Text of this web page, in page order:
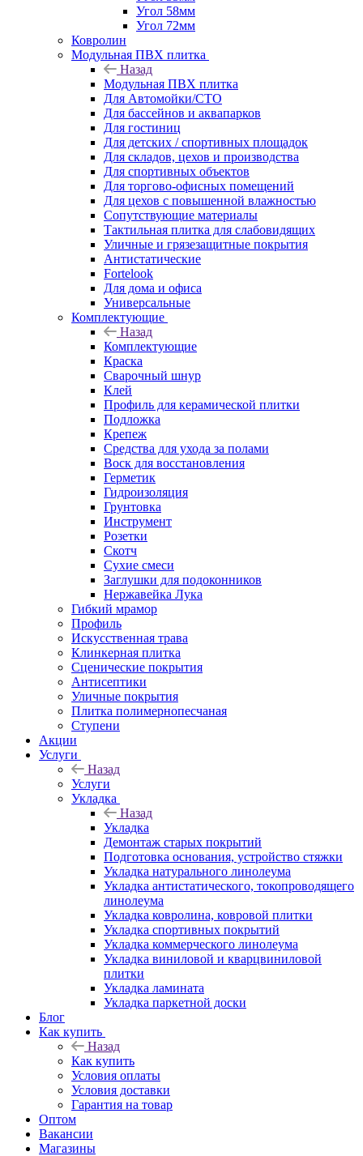
Угол 58мм
Угол 72мм
Ковролин
Модульная ПВХ плитка
Назад
Модульная ПВХ плитка
Для Автомойки/СТО
Для бассейнов и аквапарков
Для гостиниц
Для детских / спортивных площадок
Для складов, цехов и производства
Для спортивных объектов
Для торгово-офисных помещений
Для цехов с повышенной влажностью
Сопутствующие материалы
Тактильная плитка для слабовидящих
Уличные и грязезащитные покрытия
Антистатические
Fortelook
Для дома и офиса
Универсальные
Комплектующие
Назад
Комплектующие
Краска
Сварочный шнур
Клей
Профиль для керамической плитки
Подложка
Крепеж
Средства для ухода за полами
Воск для восстановления
Герметик
Гидроизоляция
Грунтовка
Инструмент
Розетки
Скотч
Сухие смеси
Заглушки для подоконников
Нержавейка Лука
Гибкий мрамор
Профиль
Искусственная трава
Клинкерная плитка
Сценические покрытия
Антисептики
Уличные покрытия
Плитка полимернопесчаная
Ступени
Акции
Услуги
Назад
Услуги
Укладка
Назад
Укладка
Демонтаж старых покрытий
Подготовка основания, устройство стяжки
Укладка натурального линолеума
Укладка антистатического, токопроводящего
линолеума
Укладка ковролина, ковровой плитки
Укладка спортивных покрытий
Укладка коммерческого линолеума
Укладка виниловой и кварцвиниловой
плитки
Укладка ламината
Укладка паркетной доски
Блог
Как купить
Назад
Как купить
Условия оплаты
Условия доставки
Гарантия на товар
Оптом
Вакансии
Магазины